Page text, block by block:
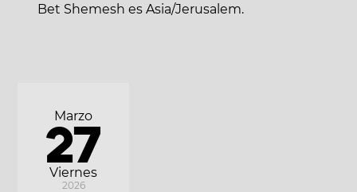
Bet Shemesh es Asia/Jerusalem.
Viernes
Marzo
27
2026